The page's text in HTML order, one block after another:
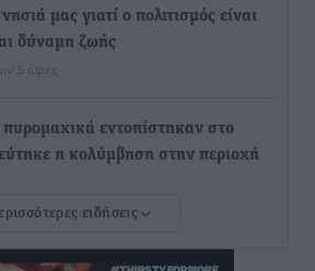
μας γιατί ο πολιτισμός είναι
δύναμη ζωής
5 ώρες
εντοπίστηκαν στο
η κολύμβηση στην περιοχή
ειδήσεις